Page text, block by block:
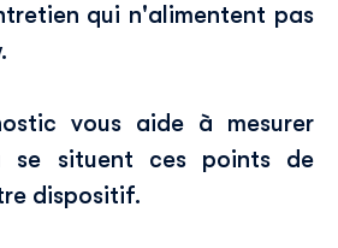
qui n'alimentent pas
vous aide à mesurer
se situent ces points de
dispositif.